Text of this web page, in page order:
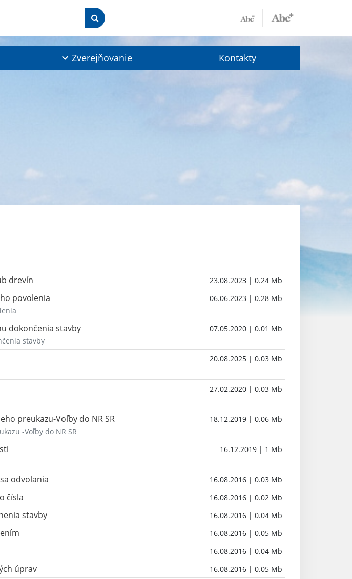
Zverejňovanie Kontakty
drevín 23.08.2023 | 0.24 Mb
povolenia 06.06.2023 | 0.28 Mb
dokončenia stavby 07.05.2020 | 0.01 Mb
stavby
20.08.2025 | 0.03 Mb
27.02.2020 | 0.03 Mb
preukazu-Voľby do NR SR 18.12.2019 | 0.06 Mb
-Voľby do NR SR
16.12.2019 | 1 Mb
odvolania 16.08.2016 | 0.03 Mb
čísla 16.08.2016 | 0.02 Mb
stavby 16.08.2016 | 0.04 Mb
16.08.2016 | 0.05 Mb
16.08.2016 | 0.04 Mb
úprav 16.08.2016 | 0.05 Mb